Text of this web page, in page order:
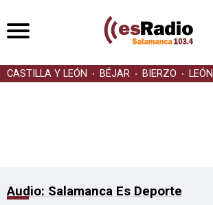
CASTILLA Y LEÓN BÉJAR BIERZO LEÓN
Audio: Salamanca Es Deporte